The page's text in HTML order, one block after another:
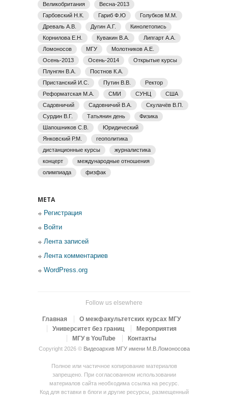
Великобритания
Весна-2013
Гарбовский Н.К.
Гариб Ф.Ю
Голубков М.М.
Древаль А.В.
Дугин А.Г.
Кинолетопись
Корнилова Е.Н.
Кувакин В.А.
Липгарт А.А.
Ломоносов
МГУ
Молотников А.Е.
Осень-2013
Осень-2014
Открытые курсы
Плунгян В.А.
Постнов К.А.
Пристанский И.С.
Путин В.В.
Ректор
Реформатская М.А.
СМИ СУНЦ
США
Садовничий
Садовничий В.А.
Скулачёв В.П.
Сурдин В.Г.
Татьянин день
Физика
Шапошников С.В.
Юридический
Янковский Р.М.
геополитика
дистанционные курсы
журналистика
концерт
международные отношения
олимпиада
физфак
МЕТА
Регистрация
Войти
Лента записей
Лента комментариев
WordPress.org
Follow us elsewhere
Главная
О межфакультетских курсах МГУ
Университет без границ
Мероприятия
МГУ в YouTube
Контакты
Copyright 2026 © Видеоархив МГУ имени М.В.Ломоносова
Полное или частичное копирование материалов
запрещено. При согласованном использовании
материалов сайта необходима ссылка на ресурс.
Код для вставки в блоги и другие ресурсы, размещенный